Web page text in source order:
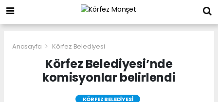
Anasayfa Körfez Belediyesi
Körfez Belediyesi’nde
komisyonlar belirlendi
KÖRFEZ BELEDIYESI